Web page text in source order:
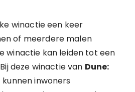
winactie een keer
of meerdere malen
winactie kan leiden tot een
deze winactie van Dune:
kunnen inwoners